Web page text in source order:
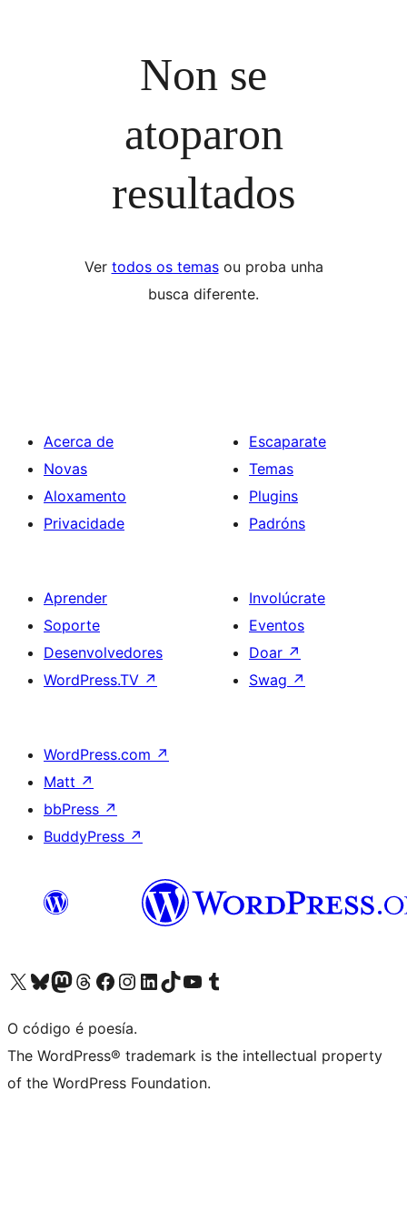
Non se
atoparon
resultados
Ver todos os temasou proba unha
busca diferente.
Acerca de
Novas
Aloxamento
Privacidade
Escaparate
Temas
Plugins
Padróns
Aprender
Soporte
Desenvolvedores
WordPress.TV ↗
Involúcrate
Eventos
Doar ↗
Swag ↗
WordPress.com ↗
Matt ↗
bbPress ↗
BuddyPress ↗
Visita la cuenta de X (anteriormente Twitter)
Visita a nosa conta de Bluesky
Visita a nosa conta de Mastodon
Visita a nosa conta de Threads
Visita a nosa páxina de Facebook
Visita a nosa conta de Instagram
Visita a nosa conta de LinkedIn
Visita a nosa conta de TikTok
Visita a nosa canle de YouTube
Visita a nosa conta de Tumblr
O código é poesía.
The WordPress® trademark is the intellectual property
of the WordPress Foundation.